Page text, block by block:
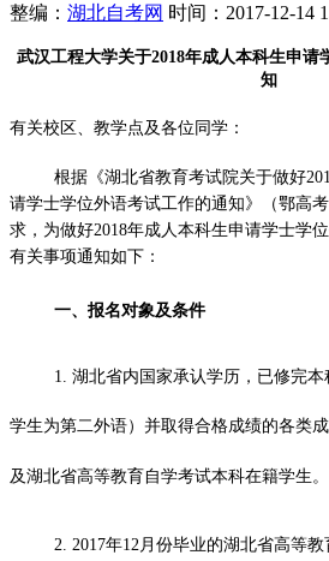
整编： 湖北自考网 时间：2017-12-14
武汉工程大学关于2018年成人本科生申请
知
有关校区、教学点及各位同学：
根据 《湖北省教育考试院关于做好
请学士学位外语考试工作的通知》（鄂高考
求，为做好2018年成人本科生申请学士学
有关事项通知如下：
一、 报名对象及条件
1. 湖北省内国家承认学历，已修完
学生为第二外语）并取得合格成绩的各类
及湖北省高等教育自学考试本科在籍学生。
2. 2017年12月份毕业的湖北省高等